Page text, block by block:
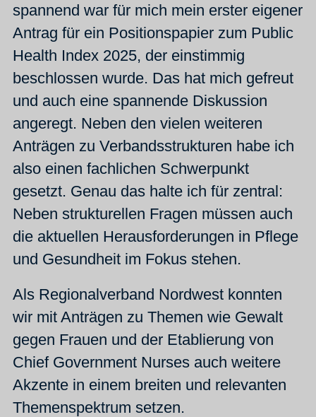
spannend war für mich mein erster eigener
Antrag für ein Positionspapier zum Public
Health Index 2025, der einstimmig
beschlossen wurde. Das hat mich gefreut
und auch eine spannende Diskussion
angeregt. Neben den vielen weiteren
Anträgen zu Verbandsstrukturen habe ich
also einen fachlichen Schwerpunkt
gesetzt. Genau das halte ich für zentral:
Neben strukturellen Fragen müssen auch
die aktuellen Herausforderungen in Pflege
und Gesundheit im Fokus stehen.
Als Regionalverband Nordwest konnten
wir mit Anträgen zu Themen wie Gewalt
gegen Frauen und der Etablierung von
Chief Government Nurses auch weitere
Akzente in einem breiten und relevanten
Themenspektrum setzen.